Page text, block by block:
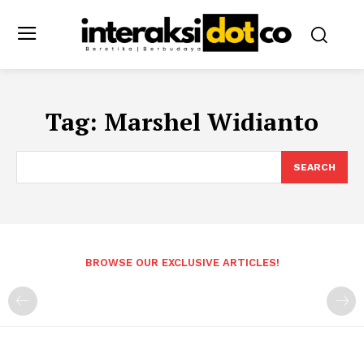
Tag: Marshel Widianto
SEARCH
BROWSE OUR EXCLUSIVE ARTICLES!